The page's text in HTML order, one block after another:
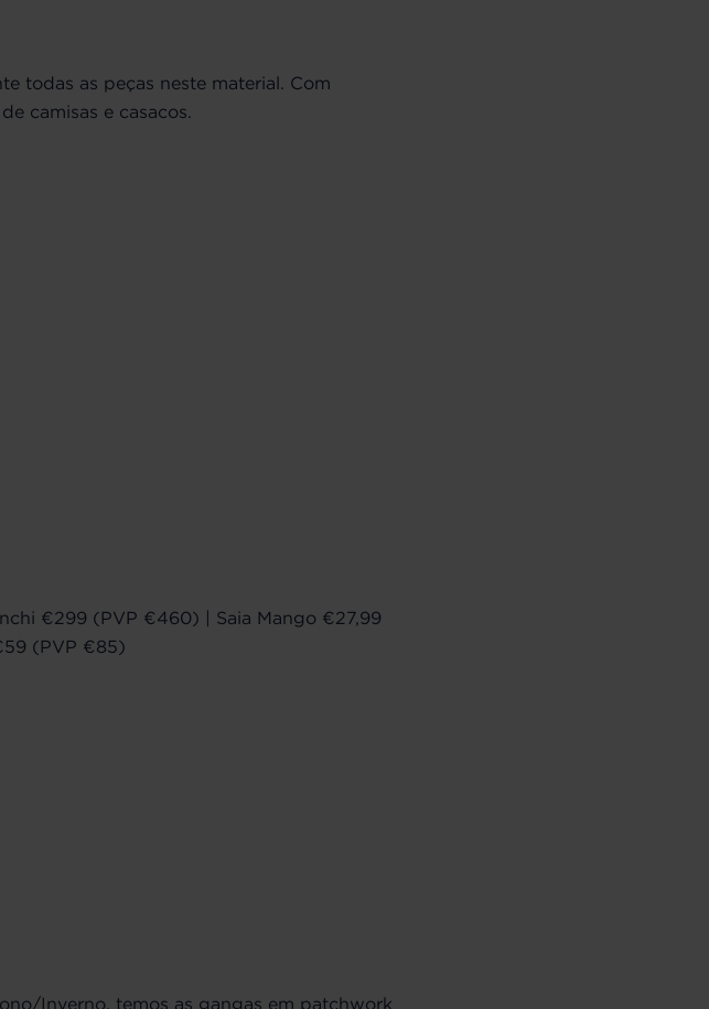
todas as peças neste material. Com
camisas e casacos.
€299 (PVP €460) | Saia Mango €27,99
(PVP €85)
Inverno, temos as gangas em patchwork